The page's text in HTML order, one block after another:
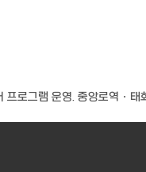
로그램 운영. 중앙로역 · 태